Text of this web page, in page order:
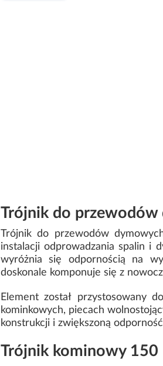
Trójnik do
Trójnik do przewodów
instalacji odprowadzania spalin i
wyróżnia się odpornością na
doskonale komponuje się z
Element został przystosowany
kominkowych, piecach
konstrukcji i zwiększoną
Trójnik kominowy 150